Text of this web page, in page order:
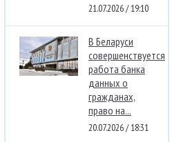
21.07.2026 / 19:10
В Беларуси
совершенствуется
работа банка
данных о
гражданах,
право на...
20.07.2026 / 18:31